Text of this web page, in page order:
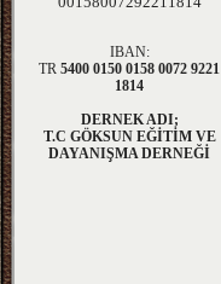
IBAN:
TR 5400 0150 0158 0072 9221
1814
DERNEK ADI;
T.C GÖKSUN EĞİTİM VE
DAYANIŞMA DERNEĞİ